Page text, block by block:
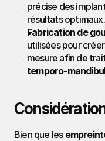
précise des
résultats optimaux.
Fabrication de
utilisées pour
mesure afin de
temporo-
Bien que les